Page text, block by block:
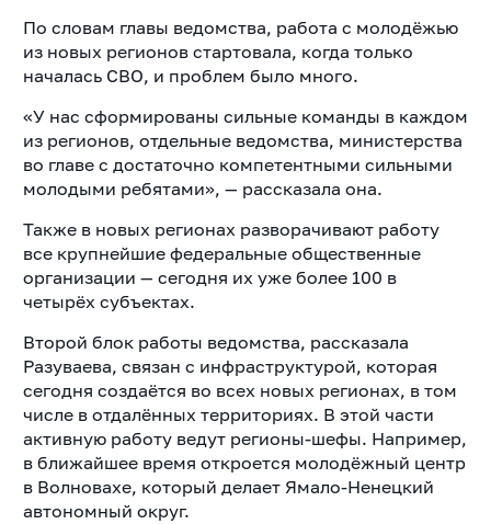
По словам главы ведомства, работа с молодёжью
из новых регионов стартовала, когда только
началась СВО, и проблем было много.
«У нас сформированы сильные команды в каждом
из регионов, отдельные ведомства, министерства
во главе с достаточно компетентными сильными
молодыми ребятами», — рассказала она.
Также в новых регионах разворачивают работу
все крупнейшие федеральные общественные
организации — сегодня их уже более 100 в
четырёх субъектах.
Второй блок работы ведомства, рассказала
Разуваева, связан с инфраструктурой, которая
сегодня создаётся во всех новых регионах, в том
числе в отдалённых территориях. В этой части
активную работу ведут регионы-шефы. Например,
в ближайшее время откроется молодёжный центр
в Волновахе, который делает Ямало-Ненецкий
автономный округ.